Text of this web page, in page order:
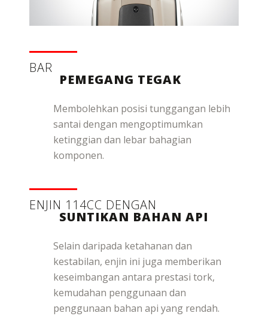
BAR
PEMEGANG TEGAK
Membolehkan posisi tunggangan lebih
santai dengan mengoptimumkan
ketinggian dan lebar bahagian
komponen.
ENJIN 114CC DENGAN
SUNTIKAN BAHAN API
Selain daripada ketahanan dan
kestabilan, enjin ini juga memberikan
keseimbangan antara prestasi tork,
kemudahan penggunaan dan
penggunaan bahan api yang rendah.